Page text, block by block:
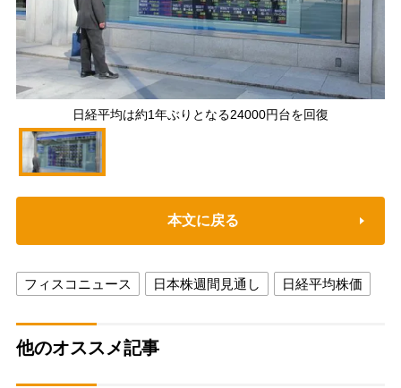
日経平均は約1年ぶりとなる24000円台を回復
本文に戻る
フィスコニュース 日本株週間見通し 日経平均株価
他のオススメ記事